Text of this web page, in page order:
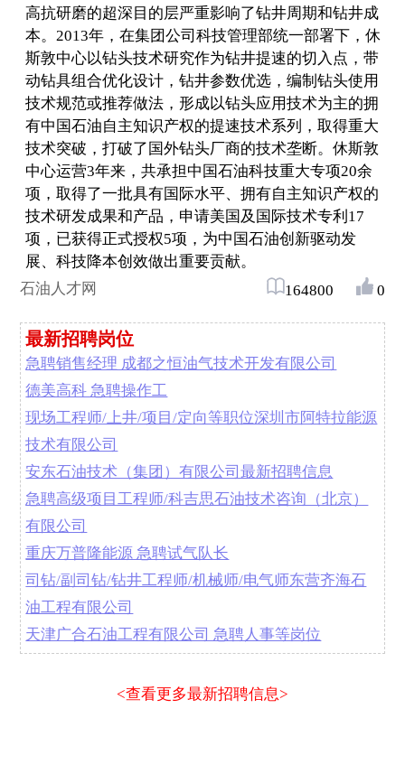
高抗研磨的超深目的层严重影响了钻井周期和钻井成
本。2013年，在集团公司科技管理部统一部署下，休
斯敦中心以钻头技术研究作为钻井提速的切入点，带
动钻具组合优化设计，钻井参数优选，编制钻头使用
技术规范或推荐做法，形成以钻头应用技术为主的拥
有中国石油自主知识产权的提速技术系列，取得重大
技术突破，打破了国外钻头厂商的技术垄断。休斯敦
中心运营3年来，共承担中国石油科技重大专项20余
项，取得了一批具有国际水平、拥有自主知识产权的
技术研发成果和产品，申请美国及国际技术专利17
项，已获得正式授权5项，为中国石油创新驱动发
展、科技降本创效做出重要贡献。
石油人才网
164800 0
最新招聘岗位
急聘销售经理 成都之恒油气技术开发有限公司
德美高科 急聘操作工
现场工程师/上井/项目/定向等职位深圳市阿特拉能源
技术有限公司
安东石油技术（集团）有限公司最新招聘信息
急聘高级项目工程师/科吉思石油技术咨询（北京）
有限公司
重庆万普隆能源 急聘试气队长
司钻/副司钻/钻井工程师/机械师/电气师东营齐海石
油工程有限公司
天津广合石油工程有限公司 急聘人事等岗位
<查看更多最新招聘信息>